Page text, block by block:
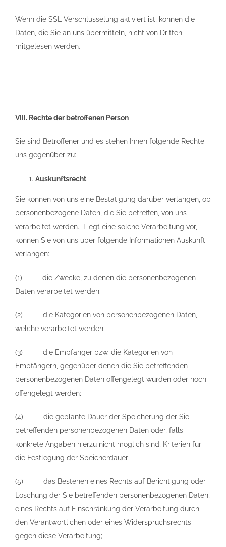
Wenn die SSL Verschlüsselung aktiviert ist, können die
Daten, die Sie an uns übermitteln, nicht von Dritten
mitgelesen werden.
VIII. Rechte der betroffenen Person
Sie sind Betroffener und es stehen Ihnen folgende Rechte
uns gegenüber zu:
Auskunftsrecht
Sie können von uns eine Bestätigung darüber verlangen, ob
personenbezogene Daten, die Sie betreffen, von uns
verarbeitet werden. Liegt eine solche Verarbeitung vor,
können Sie von uns über folgende Informationen Auskunft
verlangen:
(1) die Zwecke, zu denen die personenbezogenen
Daten verarbeitet werden;
(2) die Kategorien von personenbezogenen Daten,
welche verarbeitet werden;
(3) die Empfänger bzw. die Kategorien von
Empfängern, gegenüber denen die Sie betreffenden
personenbezogenen Daten offengelegt wurden oder noch
offengelegt werden;
(4) die geplante Dauer der Speicherung der Sie
betreffenden personenbezogenen Daten oder, falls
konkrete Angaben hierzu nicht möglich sind, Kriterien für
die Festlegung der Speicherdauer;
(5) das Bestehen eines Rechts auf Berichtigung oder
Löschung der Sie betreffenden personenbezogenen Daten,
eines Rechts auf Einschränkung der Verarbeitung durch
den Verantwortlichen oder eines Widerspruchsrechts
gegen diese Verarbeitung;